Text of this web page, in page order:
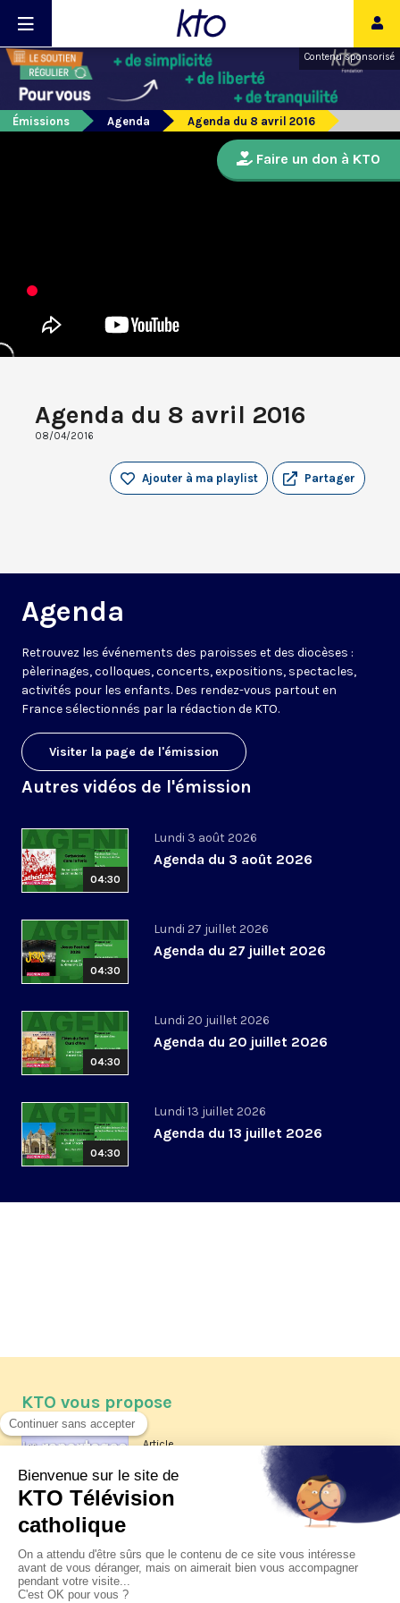
Contenu sponsorisé
Émissions Agenda Agenda du 8 avril 2016
Agenda du 8 avril 2016
08/04/2016
Partager
Ajouter à ma playlist
Agenda
Retrouvez les événements des paroisses et des diocèses :
pèlerinages, colloques, concerts, expositions, spectacles,
activités pour les enfants. Des rendez-vous partout en
France sélectionnés par la rédaction de KTO.
Visiter la page de l'émission
Autres vidéos de l'émission
04:30
Lundi 3 août 2026
Agenda du 3 août 2026
04:30
Lundi 27 juillet 2026
Agenda du 27 juillet 2026
04:30
Lundi 20 juillet 2026
Agenda du 20 juillet 2026
04:30
Lundi 13 juillet 2026
Agenda du 13 juillet 2026
Faire un don à KTO
KTO vous propose
Article
Les reportages d'été 2026 de KTO
La visite pastorale du pape Léon
XIV à Assise à suivre sur KTO le
jeudi 6 août